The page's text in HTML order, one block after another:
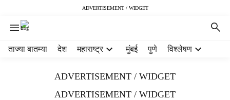
ADVERTISEMENT / WIDGET
ताज्या बातम्या देश महाराष्ट्र मुंबई पुणे विश्लेषण
ADVERTISEMENT / WIDGET
ADVERTISEMENT / WIDGET